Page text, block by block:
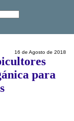
16 de Agosto de 2018
para